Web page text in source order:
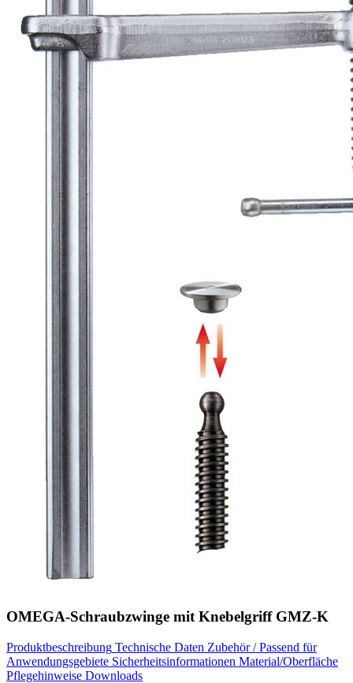
OMEGA-Schraubzwinge mit Knebelgriff GMZ-K
Produktbeschreibung Technische Daten Zubehör / Passend für
Anwendungsgebiete Sicherheitsinformationen Material/Oberfläche
Pflegehinweise Downloads